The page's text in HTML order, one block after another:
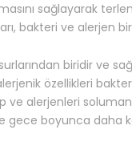
sağlayarak
bakteri ve alerjen
biridir ve
özellikleri
ve alerjenleri
gece boyunca daha